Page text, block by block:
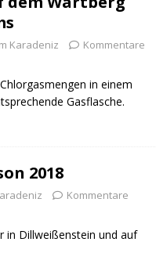
Karadeniz
Kommentare
in einem
Gasflasche.
2018
Kommentare
in Dillweißenstein und auf